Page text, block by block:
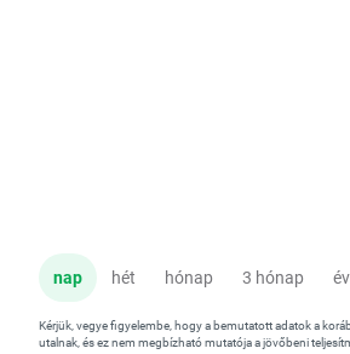
nap hét hónap 3 hónap év
Kérjük, vegye figyelembe, hogy a bemutatott adatok a
utalnak, és ez nem megbízható mutatója a jövőbeni